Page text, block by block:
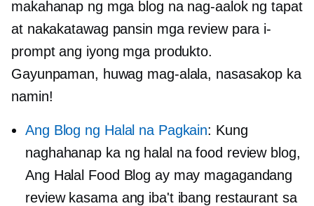
makahanap ng mga blog na nag-aalok ng tapat
at nakakatawag pansin mga review para i-
prompt ang iyong mga produkto.
Gayunpaman, huwag mag-alala, nasasakop ka
namin!
Ang Blog ng Halal na Pagkain: Kung
naghahanap ka ng halal na food review blog,
Ang Halal Food Blog ay may magagandang
review kasama ang iba't ibang restaurant sa